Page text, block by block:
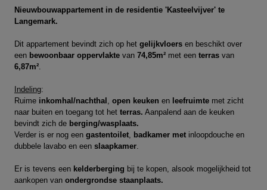
Nieuwbouwappartement in de residentie 'Kasteelvijver' te
Langemark.
Dit appartement bevindt zich op hetgelijkvloers en beschikt over
een bewoonbaar oppervlakte van74,85m² met eenterrasvan
6,87m².
Indeling:
Ruime inkomhal/nachthal ,open keuken en leefruimte met zicht
naar buiten en toegang tot hetterras. Aanpalend aan de keuken
bevindt zich de berging/wasplaats.
Verder is er nog eengastentoilet, badkamer met inloopdouche en
dubbele lavabo en eenslaapkamer.
Er is tevens een kelderberging bij te kopen, alsook mogelijkheid tot
aankopen vanondergrondse staanplaats.